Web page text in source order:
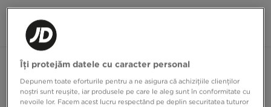
Sortează:Recomandate
Îți protejăm datele cu caracter personal
Depunem toate eforturile pentru a ne asigura că achizițiile clienților
noștri sunt reușite, iar produsele pe care le aleg sunt în conformitate cu
nevoile lor. Facem acest lucru respectând pe deplin securitatea tuturor